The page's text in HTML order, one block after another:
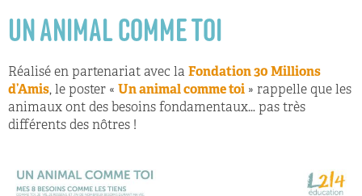
UN ANIMAL COMME TOI
Réalisé en partenariat avec la Fondation 30 Millions
d’Amis, le poster « Un animal comme toi » rappelle que les
animaux ont des besoins fondamentaux… pas très
différents des nôtres !